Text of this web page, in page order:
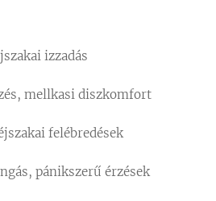
izzadás
mellkasi diszkomfort
felébredések
pánikszerű érzések